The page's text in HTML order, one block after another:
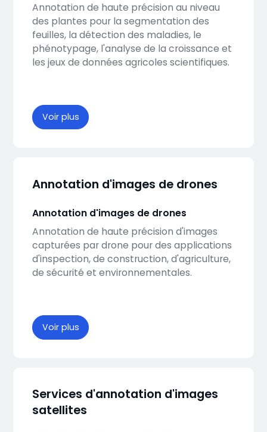
Annotation de haute précision au niveau
des plantes pour la segmentation des
feuilles, la détection des maladies, le
phénotypage, l'analyse de la croissance et
les jeux de données agricoles scientifiques.
Voir plus
Annotation d'images de drones
Annotation d'images de drones
Annotation de haute précision d'images
capturées par drone pour des applications
d'inspection, de construction, d'agriculture,
de sécurité et environnementales.
Voir plus
Services d'annotation d'images
satellites